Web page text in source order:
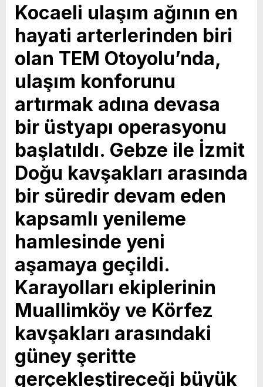
Kocaeli ulaşım ağının en
hayati arterlerinden biri
olan TEM Otoyolu’nda,
ulaşım konforunu
artırmak adına devasa
bir üstyapı operasyonu
başlatıldı. Gebze ile İzmit
Doğu kavşakları arasında
bir süredir devam eden
kapsamlı yenileme
hamlesinde yeni
aşamaya geçildi.
Karayolları ekiplerinin
Muallimköy ve Körfez
kavşakları arasındaki
güney şeritte
gerçekleştireceği büyük